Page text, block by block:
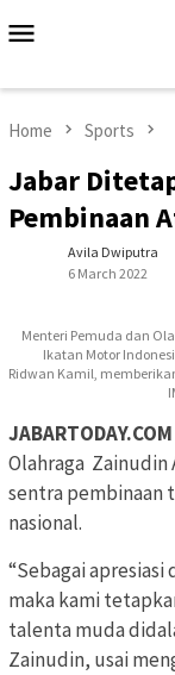
to
Home Sports
Jabar
Pembinaan
Avila Dwiputra
6 March 2022
Menteri Pemuda dan
Ikatan Motor
Ridwan Kamil,
Olahraga
sentra pembinaan
nasional.
“Sebagai
maka kami
talenta muda
Zainudin, usai